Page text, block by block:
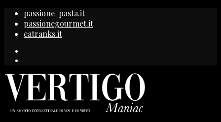
passione-pasta.it
passionegourmet.it
eatranks.it